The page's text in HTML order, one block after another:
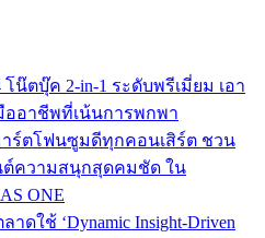
โน๊ตบุ๊ค 2-in-1 ระดับพรีเมี่ยม เอา
ออาชีพที่เน้นการพกพา
าร์ตโฟนซูมดีทุกคอนเสิร์ต ชวน
ต์ความสนุกสุดคมชัด ใน
ONE
ดใช้ ‘Dynamic Insight-Driven